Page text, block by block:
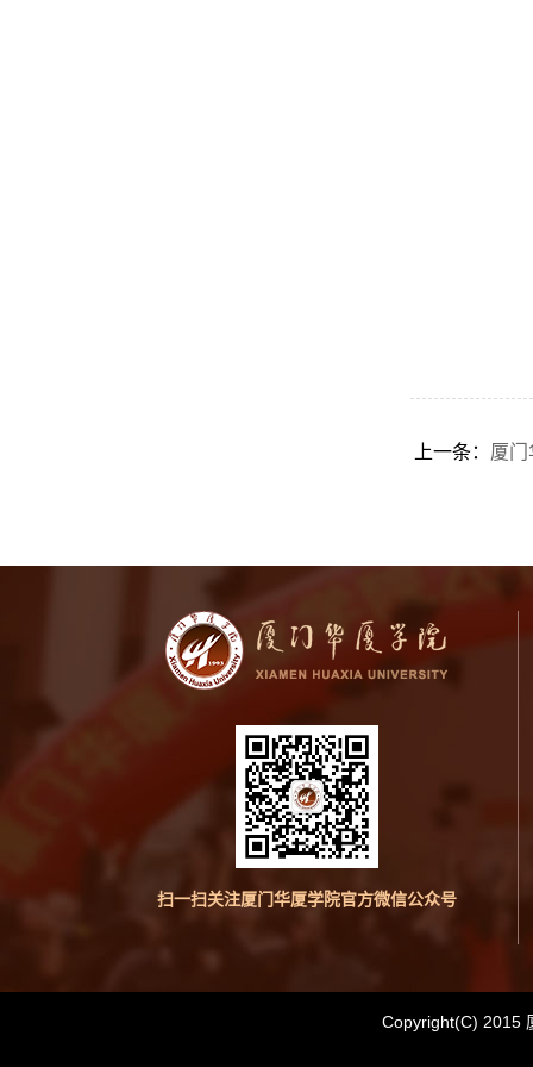
上一条： 厦
扫一扫关注厦门华厦学院官方微信公众号
Copyright(C) 2015